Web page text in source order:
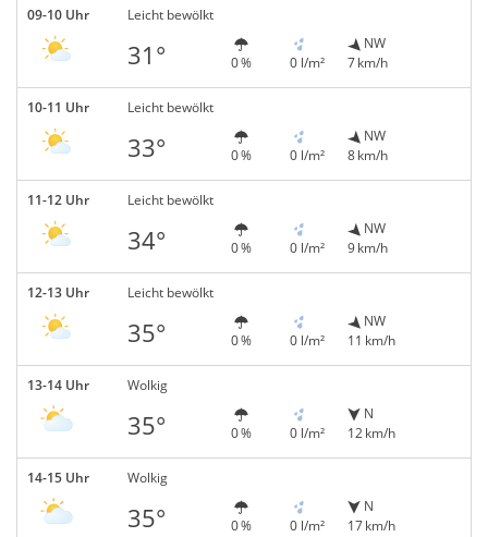
09-10 Uhr Leicht bewölkt
31° 0 % 0 l/m²
NW
7 km/h
10-11 Uhr Leicht bewölkt
33° 0 % 0 l/m²
NW
8 km/h
11-12 Uhr Leicht bewölkt
34° 0 % 0 l/m²
NW
9 km/h
12-13 Uhr Leicht bewölkt
35° 0 % 0 l/m²
NW
11 km/h
13-14 Uhr Wolkig
35° 0 % 0 l/m²
N
12 km/h
14-15 Uhr Wolkig
35° 0 % 0 l/m²
N
17 km/h